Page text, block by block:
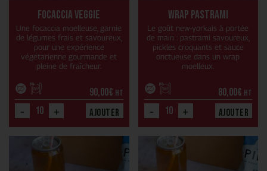
Focaccia Veggie
Une focaccia moelleuse, garnie
de légumes frais et savoureux,
pour une expérience
végétarienne gourmande et
pleine de fraîcheur.
90,00€ HT
- + Ajouter
Wrap Pastrami
Le goût new-yorkais à portée
de main : pastrami savoureux,
pickles croquants et sauce
onctueuse dans un wrap
moelleux.
80,00€ HT
- + Ajouter